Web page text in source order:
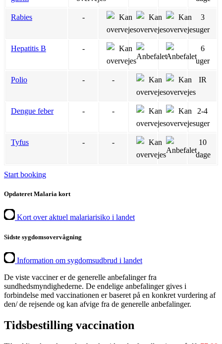
Rabies -
3
uger
Hepatitis B -
6
uger
Polio - - IR
Dengue feber - -
2-4
uger
Tyfus - -
10
dage
Start booking
Opdateret Malaria kort
Kort over aktuel malariarisiko i landet
Sidste sygdomsovervågning
Information om sygdomsudbrud i landet
De viste vacciner er de generelle anbefalinger fra
sundhedsmyndighederne. De endelige anbefalinger gives i
forbindelse med vaccinationen er baseret på en konkret vurdering af
den/ de rejsende og kan afvige fra de generelle anbefalinger.
Tidsbestilling vaccination